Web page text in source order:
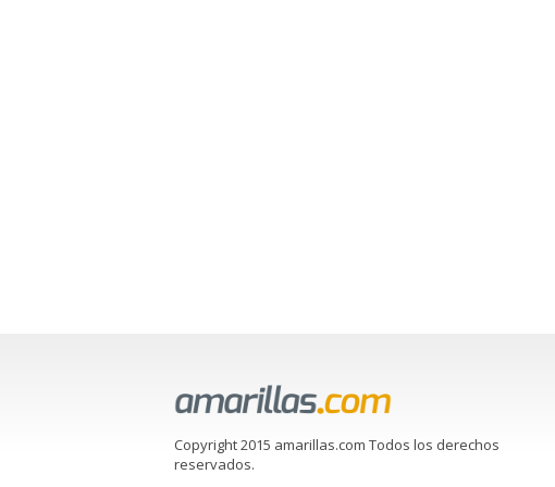
Copyright 2015 amarillas.com Todos los derechos
reservados.